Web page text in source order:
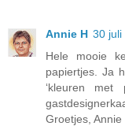
Annie H 30 juli
Hele mooie
papiertjes. Ja
‘kleuren
Groetjes, Annie